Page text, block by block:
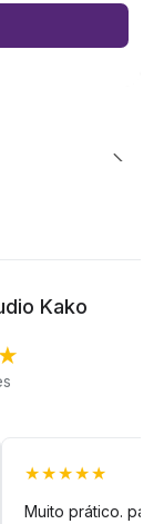
Kako
★★★★★
Muito prático.